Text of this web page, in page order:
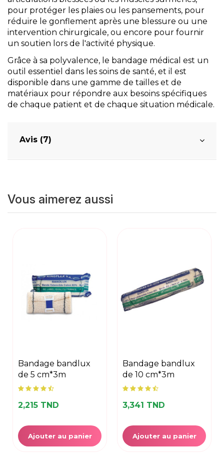
pour protéger les plaies ou les pansements, pour
réduire le gonflement après une blessure ou une
intervention chirurgicale, ou encore pour fournir
un soutien lors de l'activité physique.
Grâce à sa polyvalence, le bandage médical est un
outil essentiel dans les soins de santé, et il est
disponible dans une gamme de tailles et de
matériaux pour répondre aux besoins spécifiques
de chaque patient et de chaque situation médicale.
Avis (7)
Vous aimerez aussi
bandage bandlux
de 5 cm*3m
2,215 TND
Ajouter au panier
bandage bandlux
de 10 cm*3m
3,341 TND
Ajouter au panier